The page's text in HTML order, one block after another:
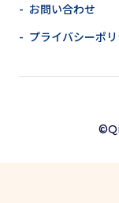
- お問い合わせ
- プライバシーポ